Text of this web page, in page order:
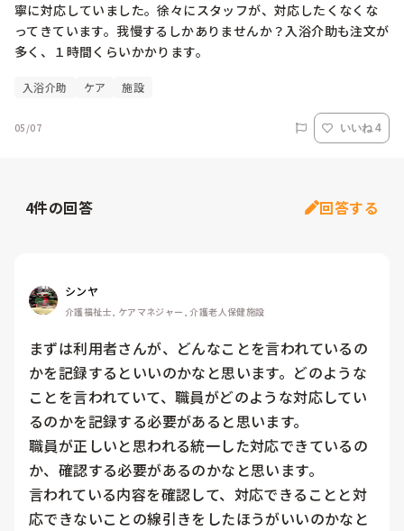
寧に対応していました。徐々にスタッフが、対応したくなくな
ってきています。我慢するしかありませんか？入浴介助も注文が
多く、１時間くらいかかります。
入浴介助 ケア 施設
05/07 いいね 4
4件の回答 回答する
シンヤ
介護福祉士, ケアマネジャー, 介護老人保健施設
まずは利用者さんが、どんなことを言われているの
かを記録するといいのかなと思います。どのような
ことを言われていて、職員がどのような対応してい
るのかを記録する必要があると思います。
職員が正しいと思われる統一した対応できているの
か、確認する必要があるのかなと思います。
言われている内容を確認して、対応できることと対
応できないことの線引きをしたほうがいいのかなと